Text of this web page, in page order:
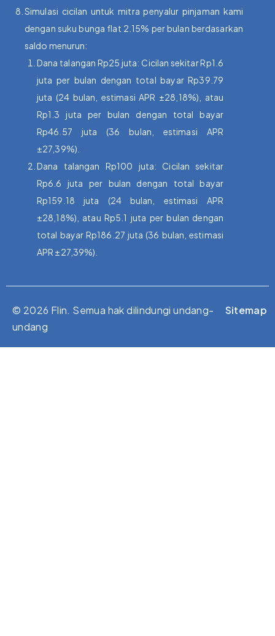
Simulasi cicilan untuk mitra penyalur pinjaman kami
dengan suku bunga flat 2.15% per bulan berdasarkan
saldo menurun:
Dana talangan Rp25 juta: Cicilan sekitar Rp1.6
juta per bulan dengan total bayar Rp39.79
juta (24 bulan, estimasi APR ±28,18%), atau
Rp1.3 juta per bulan dengan total bayar
Rp46.57 juta (36 bulan, estimasi APR
±27,39%).
Dana talangan Rp100 juta: Cicilan sekitar
Rp6.6 juta per bulan dengan total bayar
Rp159.18 juta (24 bulan, estimasi APR
±28,18%), atau Rp5.1 juta per bulan dengan
total bayar Rp186.27 juta (36 bulan, estimasi
APR ±27,39%).
© 2026 Flin. Semua hak dilindungi undang-
undang
Sitemap